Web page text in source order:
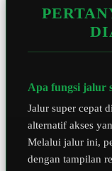
Apa fungsi jalur
Jalur super cepat
alternatif akses
Melalui jalur ini,
dengan tampilan